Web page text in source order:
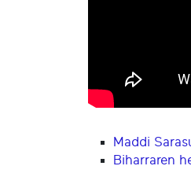
Maddi
Biharraren